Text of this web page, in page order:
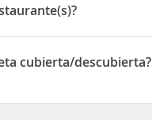
cubierta/descubierta?